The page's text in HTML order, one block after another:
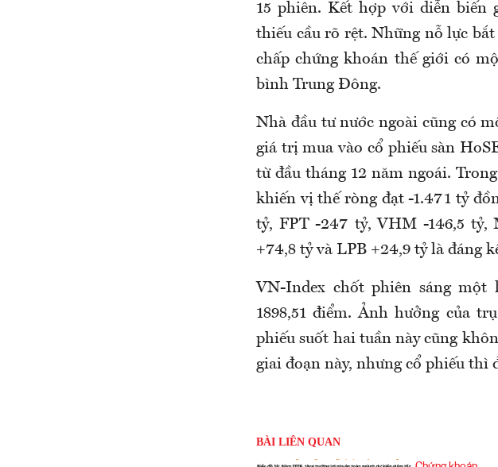
15 phiên. Kết hợp với diễn biến
thiếu cầu rõ rệt. Những nỗ lực
chấp chứng khoán thế giới có
bình Trung Đông.
Nhà đầu tư nước ngoài cũng có
giá trị mua vào cổ phiếu sàn
từ đầu tháng 12 năm ngoái.
khiến vị thế ròng đạt -1.471 tỷ
tỷ, FPT -247 tỷ, VHM -146,5 tỷ,
+74,8 tỷ và LPB +24,9 tỷ là đáng
VN-Index chốt phiên sáng một
1898,51 điểm. Ảnh hưởng của
phiếu suốt hai tuần này cũng
giai đoạn này, nhưng cổ phiếu thì
BÀI LIÊN QUAN